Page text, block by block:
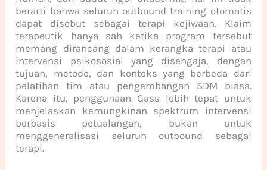
berarti bahwa seluruh outbound training otomatis
dapat disebut sebagai terapi kejiwaan. Klaim
terapeutik hanya sah ketika program tersebut
memang dirancang dalam kerangka terapi atau
intervensi psikososial yang disengaja, dengan
tujuan, metode, dan konteks yang berbeda dari
pelatihan tim atau pengembangan SDM biasa.
Karena itu, penggunaan Gass lebih tepat untuk
menjelaskan kemungkinan spektrum intervensi
berbasis petualangan, bukan untuk
menggeneralisasi seluruh outbound sebagai
terapi.